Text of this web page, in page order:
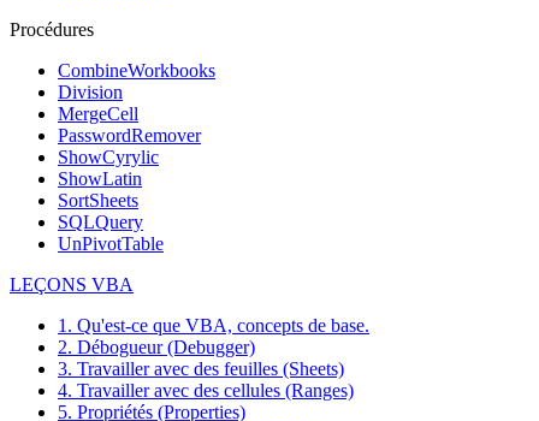
Procédures
CombineWorkbooks
Division
MergeCell
PasswordRemover
ShowCyrylic
ShowLatin
SortSheets
SQLQuery
UnPivotTable
LEÇONS VBA
1. Qu'est-ce que VBA, concepts de base.
2. Débogueur (Debugger)
3. Travailler avec des feuilles (Sheets)
4. Travailler avec des cellules (Ranges)
5. Propriétés (Properties)